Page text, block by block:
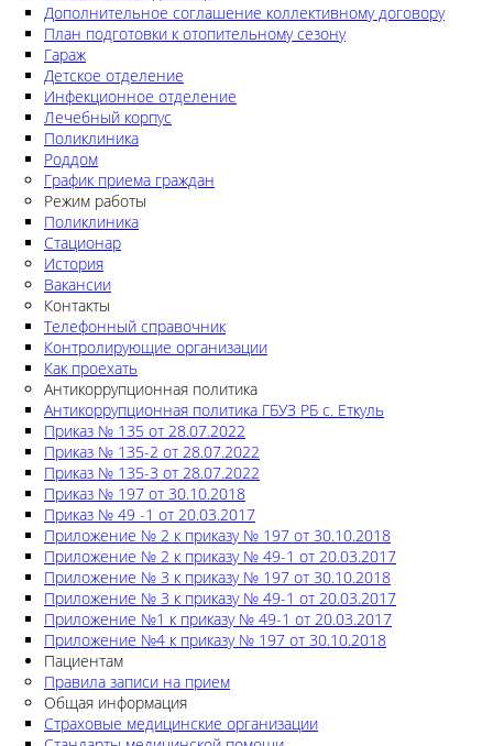
Дополнительное соглашение коллективному договору
План подготовки к отопительному сезону
Гараж
Детское отделение
Инфекционное отделение
Лечебный корпус
Поликлиника
Роддом
График приема граждан
Режим работы
Поликлиника
Стационар
История
Вакансии
Контакты
Телефонный справочник
Контролирующие организации
Как проехать
Антикоррупционная политика
Антикоррупционная политика ГБУЗ РБ с. Еткуль
Приказ № 135 от 28.07.2022
Приказ № 135-2 от 28.07.2022
Приказ № 135-3 от 28.07.2022
Приказ № 197 от 30.10.2018
Приказ № 49 -1 от 20.03.2017
Приложение № 2 к приказу № 197 от 30.10.2018
Приложение № 2 к приказу № 49-1 от 20.03.2017
Приложение № 3 к приказу № 197 от 30.10.2018
Приложение № 3 к приказу № 49-1 от 20.03.2017
Приложение №1 к приказу № 49-1 от 20.03.2017
Приложение №4 к приказу № 197 от 30.10.2018
Пациентам
Правила записи на прием
Общая информация
Страховые медицинские организации